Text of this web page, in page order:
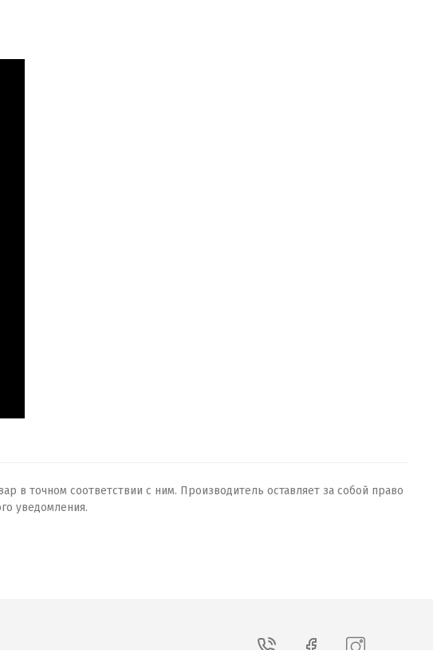
в точном соответствии с ним. Производитель оставляет за собой право
уведомления.